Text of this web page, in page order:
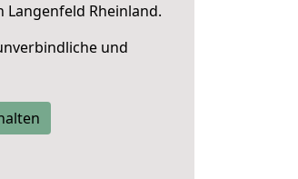
Rheinland.
und